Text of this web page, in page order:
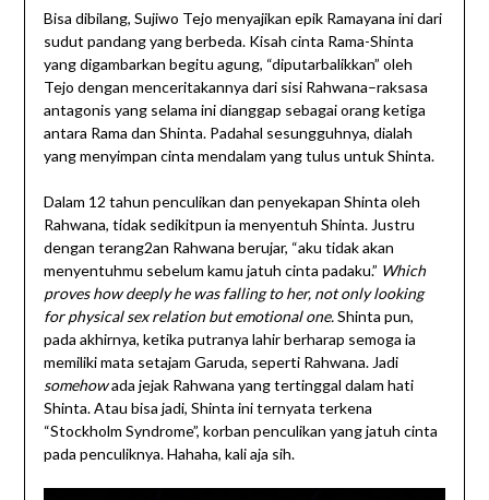
Bisa dibilang, Sujiwo Tejo menyajikan epik Ramayana ini dari
sudut pandang yang berbeda. Kisah cinta Rama-Shinta
yang digambarkan begitu agung, “diputarbalikkan” oleh
Tejo dengan menceritakannya dari sisi Rahwana–raksasa
antagonis yang selama ini dianggap sebagai orang ketiga
antara Rama dan Shinta. Padahal sesungguhnya, dialah
yang menyimpan cinta mendalam yang tulus untuk Shinta.
Dalam 12 tahun penculikan dan penyekapan Shinta oleh
Rahwana, tidak sedikitpun ia menyentuh Shinta. Justru
dengan terang2an Rahwana berujar, “aku tidak akan
menyentuhmu sebelum kamu jatuh cinta padaku.” Which
proves how deeply he was falling to her, not only looking
for physical sex relation but emotional one.​Shinta pun,
pada akhirnya, ketika putranya lahir berharap semoga ia
memiliki mata setajam Garuda, seperti Rahwana. Jadi
somehowada jejak Rahwana yang tertinggal dalam hati
Shinta. Atau bisa jadi, Shinta ini ternyata terkena
“Stockholm Syndrome”, korban penculikan yang jatuh cinta
pada penculiknya. Hahaha, kali aja sih.